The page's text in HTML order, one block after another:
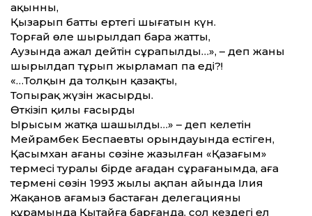
ақынның,
Қызарып батты ертеңгі шығатын күн.
Торғай өлең шырылдап бара жатты,
Аузында ажал дейтін сұрапылдың…», – деп жаны
шырылдап тұрып жырламап па еді?!
«…Толқын да толқын қазақтың,
Топырақ жүзін жасырды.
Өткізіп қилы ғасырды
Ырысым жатқа шашылды…» – деп келетін
Мейрамбек Беспаевтың орындауында естіген,
Қасымхан ағаның сөзіне жазылған «Қазағым»
термесі туралы бірде ағадан сұрағанымда, аға
терменің сөзін 1993 жылы ақпан айында Ілия
Жақанов ағамыз бастаған делегацияның
құрамында Қытайға барғанда, сол кездегі ел